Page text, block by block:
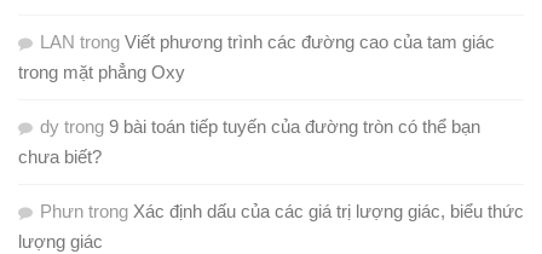
LAN trong Viết phương trình các đường cao của tam giác
trong mặt phẳng Oxy
dy trong 9 bài toán tiếp tuyến của đường tròn có thể bạn
chưa biết?
Phưn trong Xác định dấu của các giá trị lượng giác, biểu thức
lượng giác